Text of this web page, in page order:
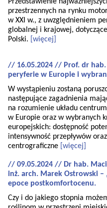
przestrzennych na rynku
w XXI w., z uwzględnieniem
globalnej i krajowej,
Polski.
[więcej]
// 16.05.2024 // Prof. dr hab.
peryferie w Europie i
W wystąpieniu zostaną
następujące zagadnienia
na rozumienie układu
w Europie oraz w wybranych
europejskich: dostępność
intensywność przepływów
centrograficzne [więcej]
// 09.05.2024 // Dr hab.
inż. arch. Marek Ostrowski –
epoce postkomfortocenu.
Czy i do jakiego stopnia